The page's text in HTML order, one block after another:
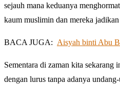
sejauh mana keduanya
kaum muslimin dan mereka
BACA JUGA: Aisyah binti Abu
Sementara di zaman kita sekarang
dengan lurus tanpa adanya